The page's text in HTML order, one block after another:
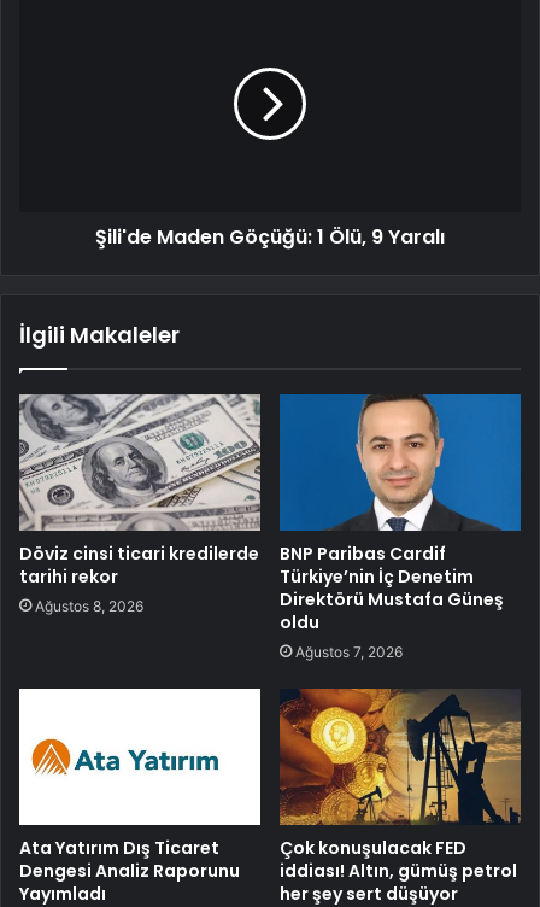
Şili'de Maden Göçüğü: 1 Ölü, 9 Yaralı
İlgili Makaleler
Döviz cinsi ticari kredilerde
tarihi rekor
Ağustos 8, 2026
BNP Paribas Cardif
Türkiye’nin İç Denetim
Direktörü Mustafa Güneş
oldu
Ağustos 7, 2026
Ata Yatırım Dış Ticaret
Dengesi Analiz Raporunu
Yayımladı
Çok konuşulacak FED
iddiası! Altın, gümüş petrol
her şey sert düşüyor